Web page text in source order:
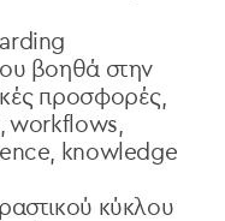
βοηθά στην
προσφορές,
workflows,
knowledge
κύκλου